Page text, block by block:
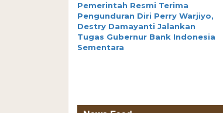
Pemerintah Resmi Terima
Pengunduran Diri Perry Warjiyo,
Destry Damayanti Jalankan
Tugas Gubernur Bank Indonesia
Sementara